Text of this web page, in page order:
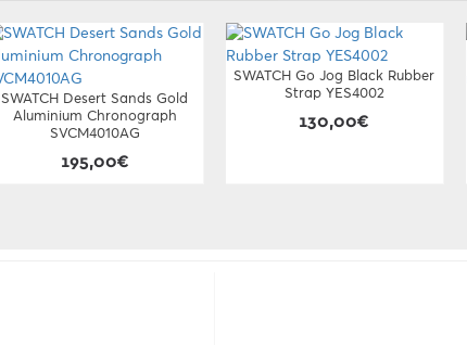
SWATCH Desert Sands Gold
Aluminium Chronograph
SVCM4010AG
195,00€
SWATCH Go Jog Black Rubber
Strap YES4002
130,00€